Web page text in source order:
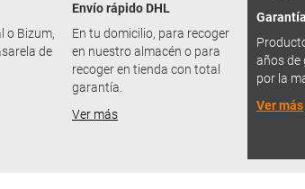
o Bizum,
de
Envío rápido DHL
En tu domicilio, para recoger
en nuestro almacén o para
recoger en tienda con total
garantía.
Ver más
años de
por la
Ver más